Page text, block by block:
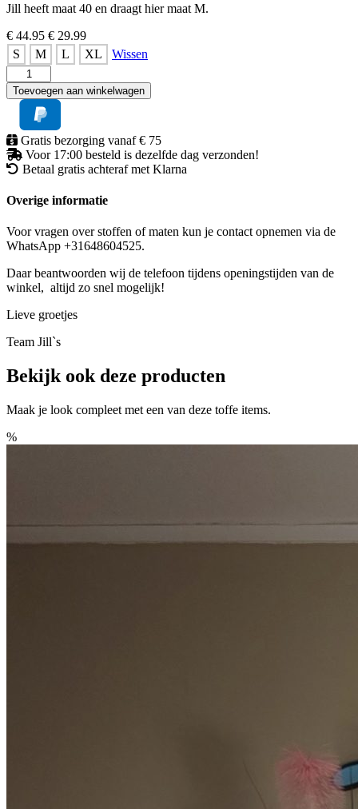
Jill heeft maat 40 en draagt hier maat M.
€ 44.95 € 29.99
S
M L XL
Wissen
Annie
blue
MISSY
aantal
Toevoegen aan winkelwagen
Gratis bezorging vanaf € 75
Voor 17:00 besteld is dezelfde dag verzonden!
Betaal gratis achteraf met Klarna
Overige informatie
Voor vragen over stoffen of maten kun je contact opnemen via de
WhatsApp +31648604525.
Daar beantwoorden wij de telefoon tijdens openingstijden van de
winkel, altijd zo snel mogelijk!
Lieve groetjes
Team Jill`s
Bekijk ook deze producten
Maak je look compleet met een van deze toffe items.
%